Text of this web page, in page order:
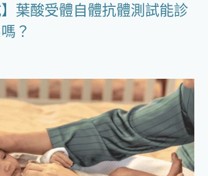
】葉酸受體自體抗體測試能診
？